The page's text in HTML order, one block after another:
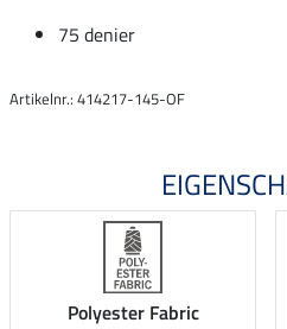
75 denier
Artikelnr.: 414217-145-OF
Polyester Fabric